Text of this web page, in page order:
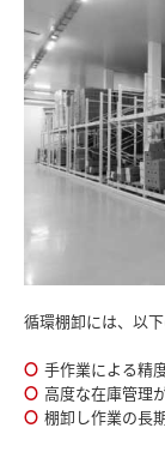
循環棚卸には、以
手作業による精
高度な在庫管理
棚卸し作業の長